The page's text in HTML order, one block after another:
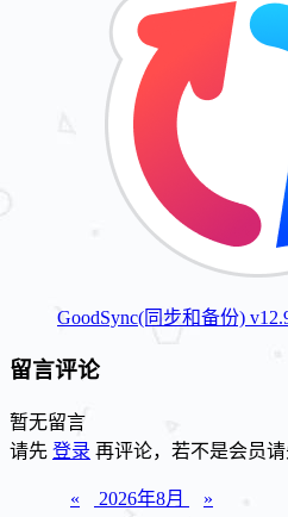
GoodSync(同步和备份)
留言评论
暂无留言
请先 登录 再评论，若不是会员
« 2026年8月 »